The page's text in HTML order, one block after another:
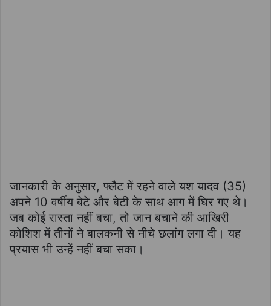
जानकारी के अनुसार, फ्लैट में रहने वाले यश यादव (35)
अपने 10 वर्षीय बेटे और बेटी के साथ आग में घिर गए थे।
जब कोई रास्ता नहीं बचा, तो जान बचाने की आखिरी
कोशिश में तीनों ने बालकनी से नीचे छलांग लगा दी। यह
प्रयास भी उन्हें नहीं बचा सका।